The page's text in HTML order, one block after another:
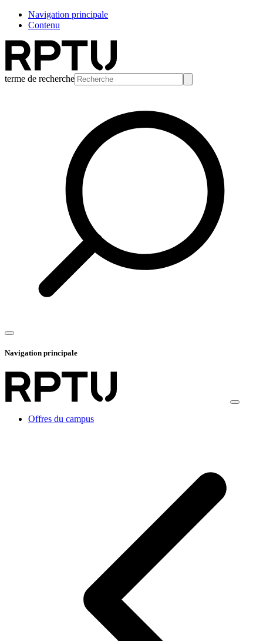
Navigation principale
Contenu
terme de recherche
Navigation principale
Offres du campus